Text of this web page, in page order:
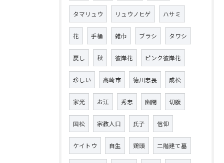
タマリュウ リュウノヒゲ ハサミ
花 手桶 雑巾 ブラシ タワシ
戻し 秋 彼岸花 ピンク彼岸花
珍しい 高崎市 徳川忠長 成松
家光 お江 秀忠 幽閉 切腹
国松 宗教人口 氏子 信仰
ケイトウ 自生 鶏頭 二階建て墓